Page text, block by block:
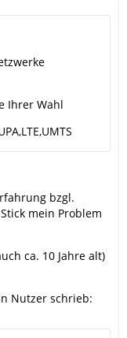
Ihrer Wahl
bzgl.
mein Problem
ca. 10 Jahre alt)
Nutzer schrieb: